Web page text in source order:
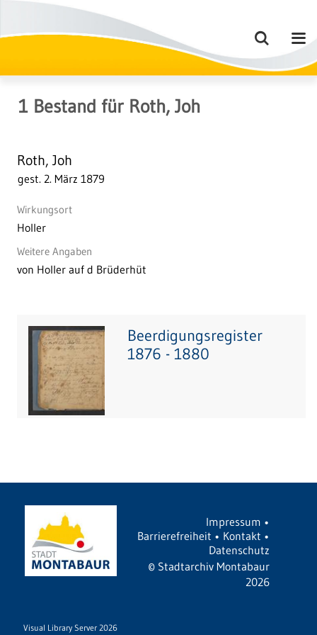
1 Bestand für Roth, Joh
Roth, Joh
gest. 2. März 1879
Wirkungsort
Holler
Weitere Angaben
von Holler auf d Brüderhüt
Beerdigungsregister
1876 - 1880
Impressum •
Barrierefreiheit • Kontakt •
Datenschutz
© Stadtarchiv Montabaur
2026
Visual Library Server 2026